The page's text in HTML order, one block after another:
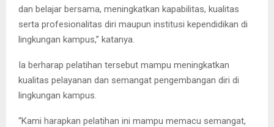
dan belajar bersama, meningkatkan kapabilitas, kualitas
serta profesionalitas diri maupun institusi kependidikan di
lingkungan kampus,” katanya.
Ia berharap pelatihan tersebut mampu meningkatkan
kualitas pelayanan dan semangat pengembangan diri di
lingkungan kampus.
“Kami harapkan pelatihan ini mampu memacu semangat,